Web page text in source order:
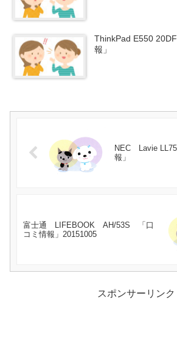
ThinkPad E550
報」
NEC Lavie
報」
富士通 LIFEBOOK AH/53S 「口
コミ情報」20151005
スポンサーリンク